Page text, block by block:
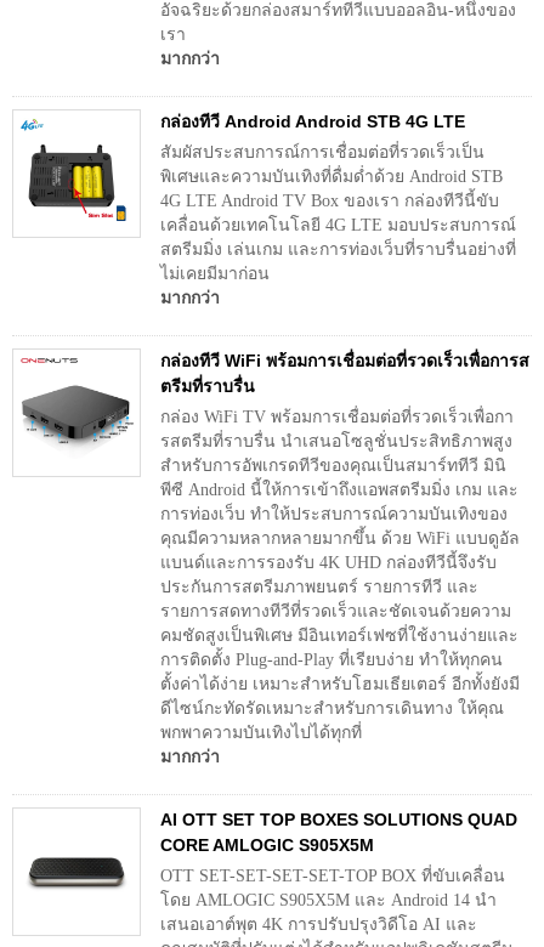
อัจฉริยะด้วยกล่องสมาร์ททีวีแบบออลอิน-หนึ่งของ
เรา
มากกว่า
กล่องทีวี Android Android STB 4G LTE
สัมผัสประสบการณ์การเชื่อมต่อที่รวดเร็วเป็น
พิเศษและความบันเทิงที่ดื่มด่ำด้วย Android STB
4G LTE Android TV Box ของเรา กล่องทีวีนี้ขับ
เคลื่อนด้วยเทคโนโลยี 4G LTE มอบประสบการณ์
สตรีมมิ่ง เล่นเกม และการท่องเว็บที่ราบรื่นอย่างที่
ไม่เคยมีมาก่อน
มากกว่า
กล่องทีวี WiFi พร้อมการเชื่อมต่อที่รวดเร็วเพื่อการส
ตรีมที่ราบรื่น
กล่อง WiFi TV พร้อมการเชื่อมต่อที่รวดเร็วเพื่อกา
รสตรีมที่ราบรื่น นำเสนอโซลูชั่นประสิทธิภาพสูง
สำหรับการอัพเกรดทีวีของคุณเป็นสมาร์ททีวี มินิ
พีซี Android นี้ให้การเข้าถึงแอพสตรีมมิ่ง เกม และ
การท่องเว็บ ทำให้ประสบการณ์ความบันเทิงของ
คุณมีความหลากหลายมากขึ้น ด้วย WiFi แบบดูอัล
แบนด์และการรองรับ 4K UHD กล่องทีวีนี้จึงรับ
ประกันการสตรีมภาพยนตร์ รายการทีวี และ
รายการสดทางทีวีที่รวดเร็วและชัดเจนด้วยความ
คมชัดสูงเป็นพิเศษ มีอินเทอร์เฟซที่ใช้งานง่ายและ
การติดตั้ง Plug-and-Play ที่เรียบง่าย ทำให้ทุกคน
ตั้งค่าได้ง่าย เหมาะสำหรับโฮมเธียเตอร์ อีกทั้งยังมี
ดีไซน์กะทัดรัดเหมาะสำหรับการเดินทาง ให้คุณ
พกพาความบันเทิงไปได้ทุกที่
มากกว่า
AI OTT SET TOP BOXES SOLUTIONS QUAD
CORE AMLOGIC S905X5M
OTT SET-SET-SET-SET-TOP BOX ที่ขับเคลื่อน
โดย AMLOGIC S905X5M และ Android 14 นำ
เสนอเอาต์พุต 4K การปรับปรุงวิดีโอ AI และ